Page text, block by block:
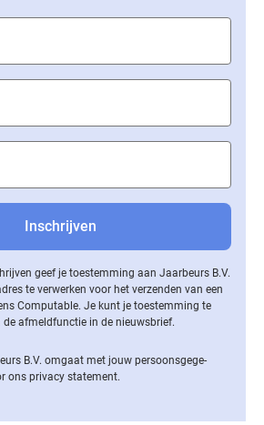
geef je toestemming aan Jaarbeurs B.V.
te verwerken voor het verzenden van een
Computable. Je kunt je toestemming te
af­meld­func­tie in de nieuwsbrief.
B.V. omgaat met jouw per­soons­ge­ge­
ons privacy statement.